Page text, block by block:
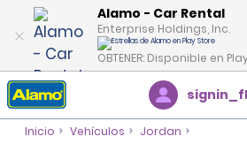
Alamo - Car Rental
Enterprise Holdings, Inc.
OBTENER: Disponible en
Inicio Vehículos
Jordan